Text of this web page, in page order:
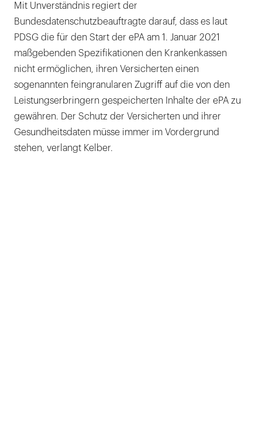
Mit Unverständnis regiert der
Bundesdatenschutzbeauftragte darauf, dass es laut
PDSG die für den Start der ePA am 1. Januar 2021
maßgebenden Spezifikationen den Krankenkassen
nicht ermöglichen, ihren Versicherten einen
sogenannten feingranularen Zugriff auf die von den
Leistungserbringern gespeicherten Inhalte der ePA zu
gewähren. Der Schutz der Versicherten und ihrer
Gesundheitsdaten müsse immer im Vordergrund
stehen, verlangt Kelber.